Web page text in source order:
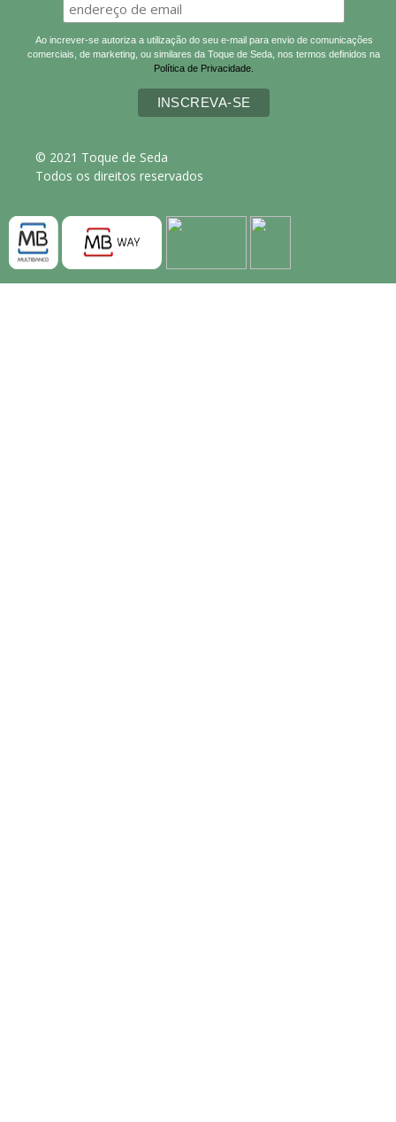
Ao increver-se autoriza a utilização do seu e-mail para envio de comunicações
comerciais, de marketing, ou similares da Toque de Seda, nos termos definidos na
Política de Privacidade.
© 2021 Toque de Seda
Todos os direitos reservados